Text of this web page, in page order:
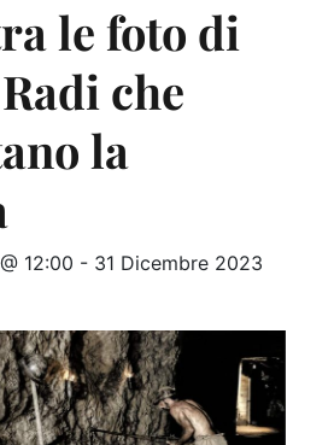
le foto di
che
la
12:00 - 31 Dicembre 2023